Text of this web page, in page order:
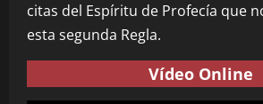
citas del Espíritu de Profecía que
esta segunda Regla.
Vídeo Online